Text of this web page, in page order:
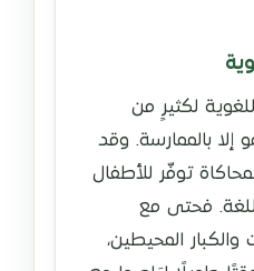
لكثيرٍ من
إلا بالممارسة. وقد
توفّر للأطفال
فحتى مع
والكبار المحيطين،